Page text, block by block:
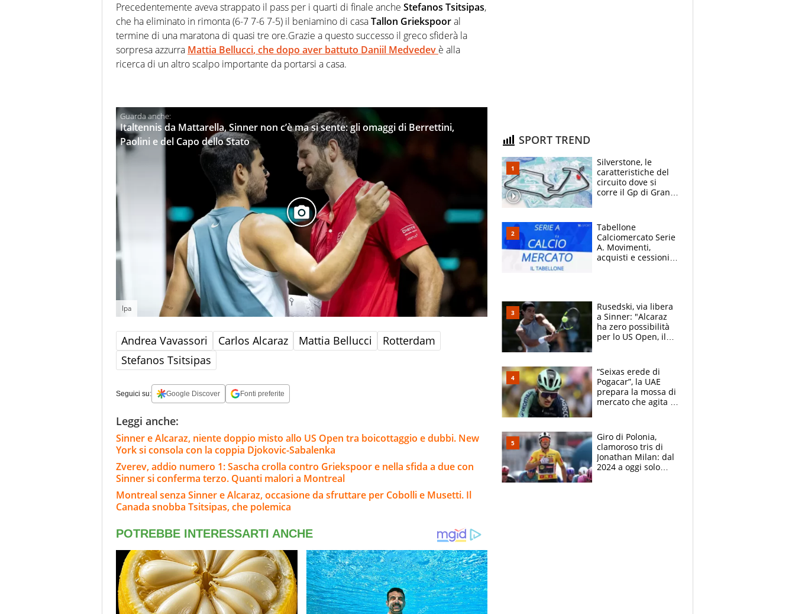
Precedentemente aveva strappato il pass per i quarti di finale anche Stefanos Tsitsipas,
che ha eliminato in rimonta (6-7 7-6 7-5) il beniamino di casaTallon Griekspooral
termine di una maratona di quasi tre ore.Grazie a questo successo il greco sfiderà la
sorpresa azzurra Mattia Bellucci, che dopo aver battuto Daniil Medvedev è alla
ricerca di un altro scalpo importante da portarsi a casa.
Italtennis da Mattarella, Sinner non c’è ma si sente: gli omaggi di Berrettini,
Paolini e del Capo dello Stato
Ipa
Andrea Vavassori Carlos Alcaraz Mattia Bellucci
Rotterdam
Stefanos Tsitsipas
Seguici su: Google Discover Fonti preferite
Leggi anche:
Sinner e Alcaraz, niente doppio misto allo US Open tra boicottaggio e dubbi. New
York si consola con la coppia Djokovic-Sabalenka
Zverev, addio numero 1: Sascha crolla contro Griekspoor e nella sfida a due con
Sinner si conferma terzo. Quanti malori a Montreal
Montreal senza Sinner e Alcaraz, occasione da sfruttare per Cobolli e Musetti. Il
Canada snobba Tsitsipas, che polemica
SPORT TREND
Silverstone, le
caratteristiche del
circuito dove si
corre il Gp di Gran
Tabellone
Calciomercato Serie
A. Movimenti,
acquisti e cessioni:
Rusedski, via libera
a Sinner: "Alcaraz
ha zero possibilità
per lo US Open, il
“Seixas erede di
Pogacar”, la UAE
prepara la mossa di
mercato che agita la
a Burgos
Giro di Polonia,
clamoroso tris di
Jonathan Milan: dal
2024 a oggi solo